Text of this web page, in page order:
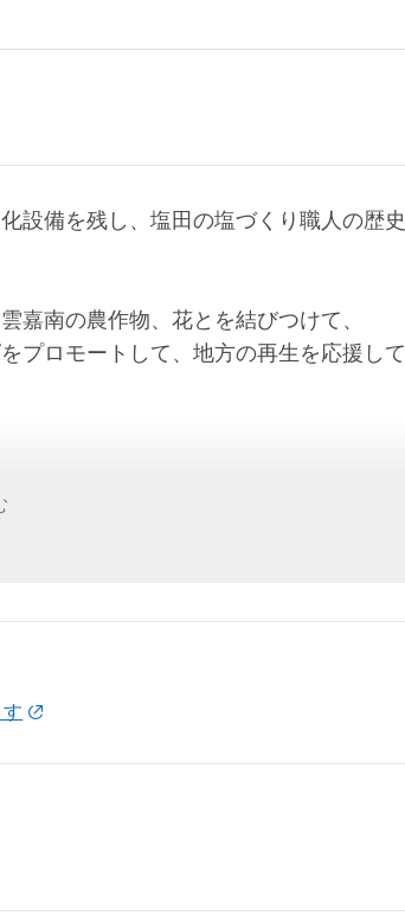
設備を残し、塩田の塩づくり職人の歴史
嘉南の農作物、花とを結びつけて、
プロモートして、地方の再生を応援して